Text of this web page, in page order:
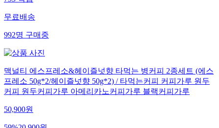
755적립
무료배송
992명구매중
맥널티 에스프레소&헤이즐넛향 타먹는 병커피 2종세트 (에스
프레소 50g*2/헤이즐넛향 50g*2) / 타먹는커피 커피가루 원두
커피 원두커피가루 아메리카노커피가루 블랙커피가루
50,900원